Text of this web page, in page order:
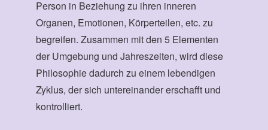
Person in Beziehung zu ihren inneren
Organen, Emotionen, Körperteilen, etc. zu
begreifen. Zusammen mit den 5 Elementen
der Umgebung und Jahreszeiten, wird diese
Philosophie dadurch zu einem lebendigen
Zyklus, der sich untereinander erschafft und
kontrolliert.